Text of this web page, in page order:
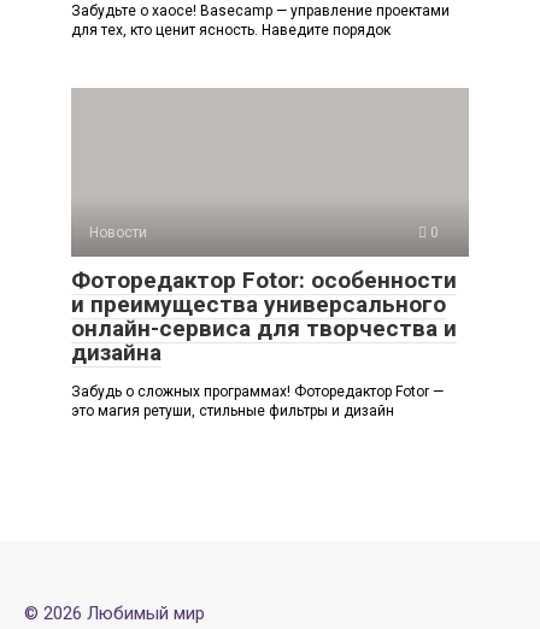
Забудьте о хаосе! Basecamp — управление проектами
для тех, кто ценит ясность. Наведите порядок
Новости 0
Фоторедактор Fotor: особенности
и преимущества универсального
онлайн-сервиса для творчества и
дизайна
Забудь о сложных программах! Фоторедактор Fotor —
это магия ретуши, стильные фильтры и дизайн
© 2026 Любимый мир